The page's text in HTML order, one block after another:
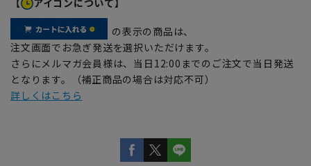
の表示の商品は、
注文画面でお急ぎ発送を選択いただけます。
さらにメルマガ会員様は、当日12:00までのご注文で当日発送
となります。（補正商品の場合は対応不可）
詳しくはこちら